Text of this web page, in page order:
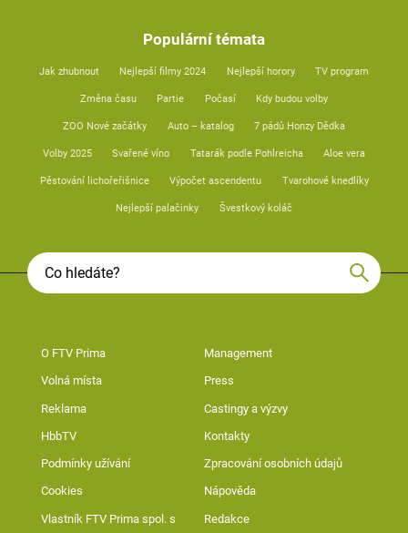
Populární témata
Jak zhubnout Nejlepší filmy 2024 Nejlepší horory TV program
Změna času Partie Počasí Kdy budou volby
ZOO Nové začátky Auto – katalog 7 pádů Honzy Dědka
Volby 2025 Svařené víno Tatarák podle Pohlreicha Aloe vera
Pěstování lichořeřišnice Výpočet ascendentu Tvarohové knedlíky
Nejlepší palačinky Švestkový koláč
O FTV Prima Management
Volná místa Press
Reklama Castingy a výzvy
HbbTV Kontakty
Podmínky užívání Zpracování osobních údajů
Cookies Nápověda
Vlastník FTV Prima spol. s
Redakce